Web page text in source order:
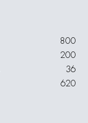
800
200
36
620